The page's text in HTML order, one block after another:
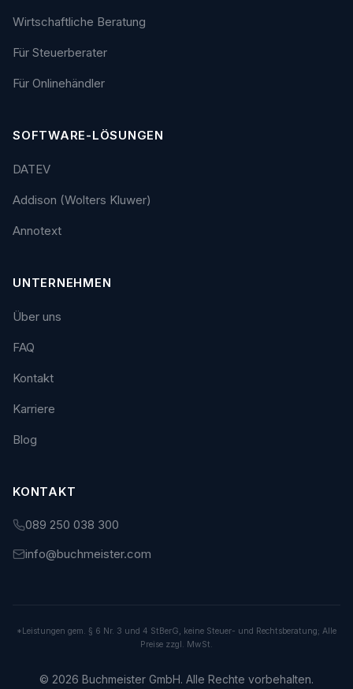
Wirtschaftliche Beratung
Für Steuerberater
Für Onlinehändler
SOFTWARE-LÖSUNGEN
DATEV
Addison (Wolters Kluwer)
Annotext
UNTERNEHMEN
Über uns
FAQ
Kontakt
Karriere
Blog
KONTAKT
089 250 038 300
info@buchmeister.com
*Leistungen gem. § 6 Nr. 3 und 4 StBerG, keine Steuer- und Rechtsberatung; Alle
Preise zzgl. MwSt.
© 2026 Buchmeister GmbH. Alle Rechte vorbehalten.